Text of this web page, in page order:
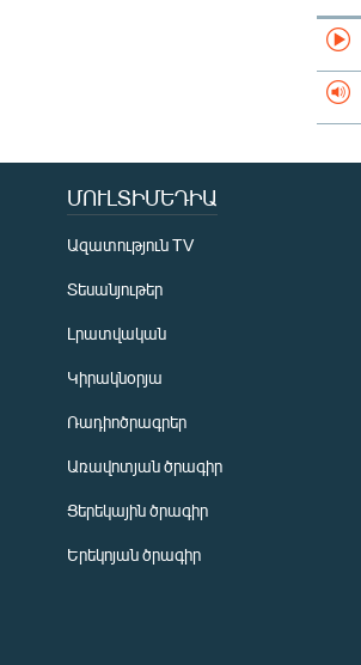
ՄՈՒԼՏԻՄԵԴԻԱ
Ազատություն TV
Տեսանյութեր
Լրատվական
Կիրակնօրյա
Ռադիոծրագրեր
Առավոտյան ծրագիր
Ցերեկային ծրագիր
Երեկոյան ծրագիր